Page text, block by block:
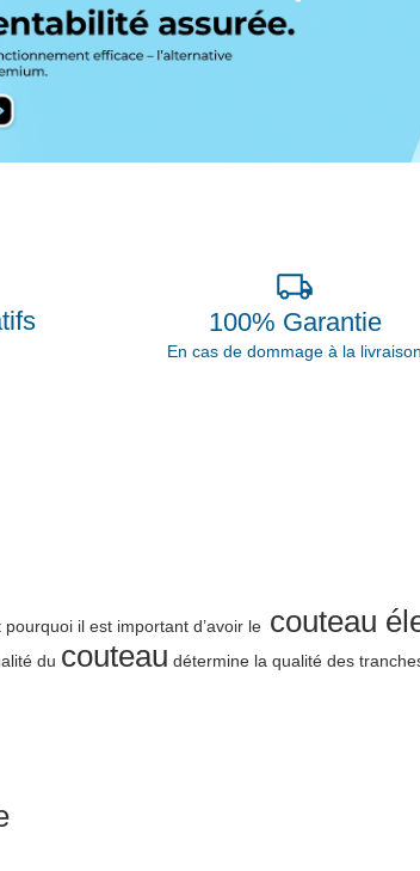
100% Garantie
En cas de dommage à la livraison
il est important d’avoir le couteau
du couteau détermine la qualité des